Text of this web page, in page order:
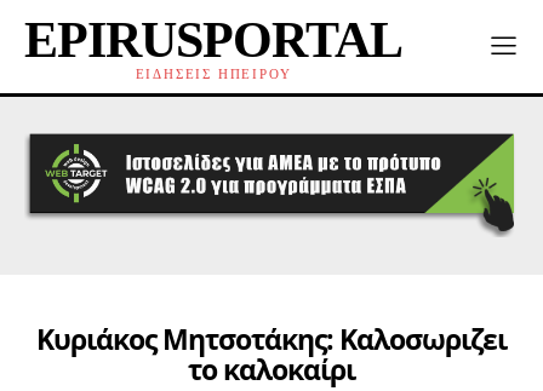
EPIRUSPORTAL
ΕΙΔΗΣΕΙΣ ΗΠΕΙΡΟΥ
Κυριάκος Μητσοτάκης: Καλοσωριζει
το καλοκαίρι